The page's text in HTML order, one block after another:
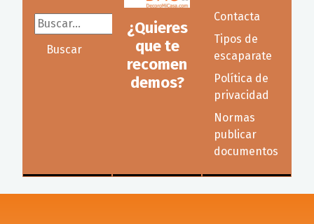
Buscar...
Buscar
¿Quieres
que te
recomen
demos?
Contacta
Tipos de
escaparate
Política de
privacidad
Normas
publicar
documentos